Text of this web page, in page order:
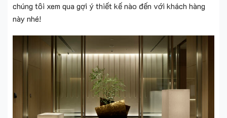
chúng tôi xem qua gợi ý thiết kế nào đến với khách hàng
này nhé!